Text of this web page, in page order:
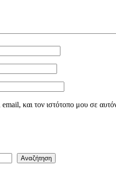
και τον ιστότοπο μου σε
Αναζήτηση